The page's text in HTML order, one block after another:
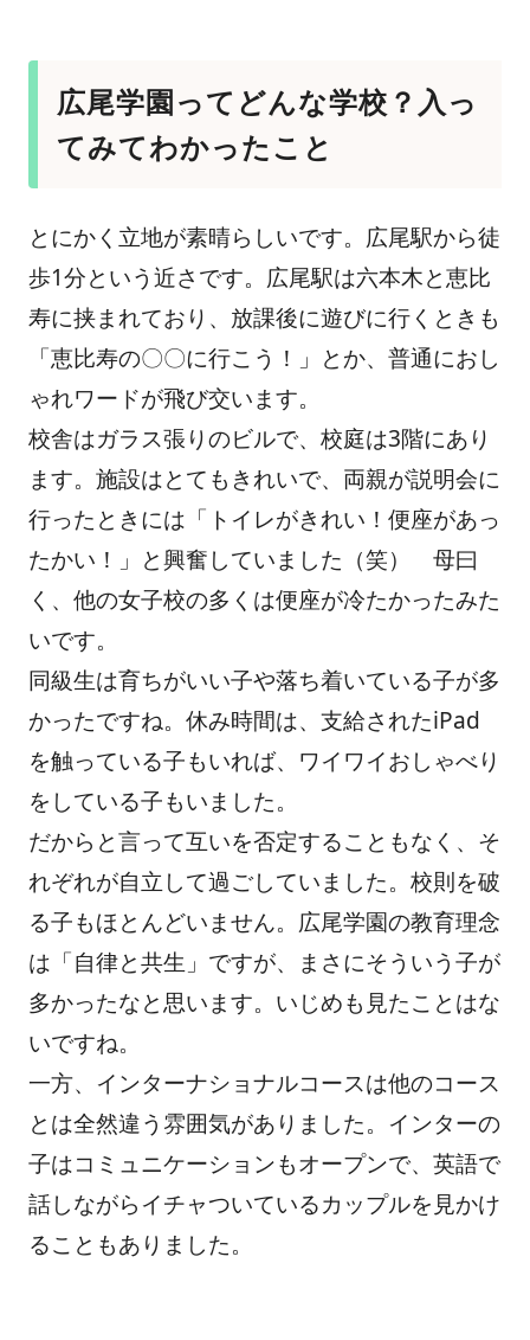
広尾学園ってどんな学校？入っ
てみてわかったこと
とにかく立地が素晴らしいです。広尾駅から徒
歩1分という近さです。広尾駅は六本木と恵比
寿に挟まれており、放課後に遊びに行くときも
「恵比寿の〇〇に行こう！」とか、普通におし
ゃれワードが飛び交います。
校舎はガラス張りのビルで、校庭は3階にあり
ます。施設はとてもきれいで、両親が説明会に
行ったときには「トイレがきれい！便座があっ
たかい！」と興奮していました（笑） 母曰
く、他の女子校の多くは便座が冷たかったみた
いです。
同級生は育ちがいい子や落ち着いている子が多
かったですね。休み時間は、支給されたiPad
を触っている子もいれば、ワイワイおしゃべり
をしている子もいました。
だからと言って互いを否定することもなく、そ
れぞれが自立して過ごしていました。校則を破
る子もほとんどいません。広尾学園の教育理念
は「自律と共生」ですが、まさにそういう子が
多かったなと思います。いじめも見たことはな
いですね。
一方、インターナショナルコースは他のコース
とは全然違う雰囲気がありました。インターの
子はコミュニケーションもオープンで、英語で
話しながらイチャついているカップルを見かけ
ることもありました。